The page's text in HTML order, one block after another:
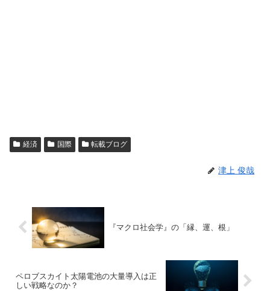
経済 国際 転載ブログ
津上 俊哉
『マクロ社会学』の「縁、運、根」
ペロブスカイト太陽電池の大量導入は正
しい戦略なのか？